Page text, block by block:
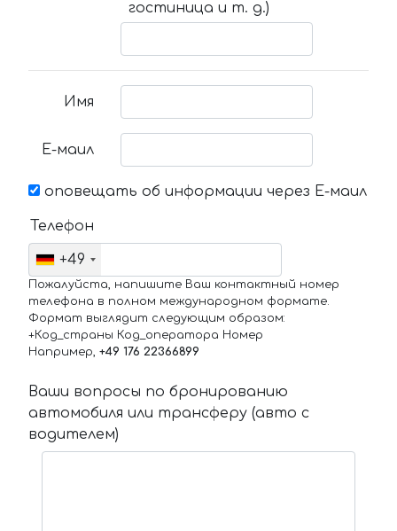
гостиница и т. д.)
Имя
Е-маил
оповещать об информации через Е-маил
Телефон
+49
Пожалуйста, напишите Ваш контактный номер
телефона в полном международном формате.
Формат выглядит следующим образом:
+Код_страны Код_оператора Номер
Например, +49 176 22366899
Ваши вопросы по бронированию
автомобиля или трансферу (авто с
водителем)